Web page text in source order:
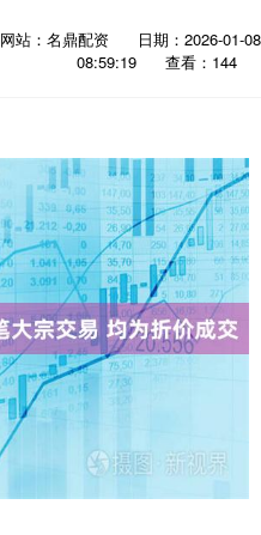
网站：名鼎配资
日期：2026-01-08
08:59:19
查看：144